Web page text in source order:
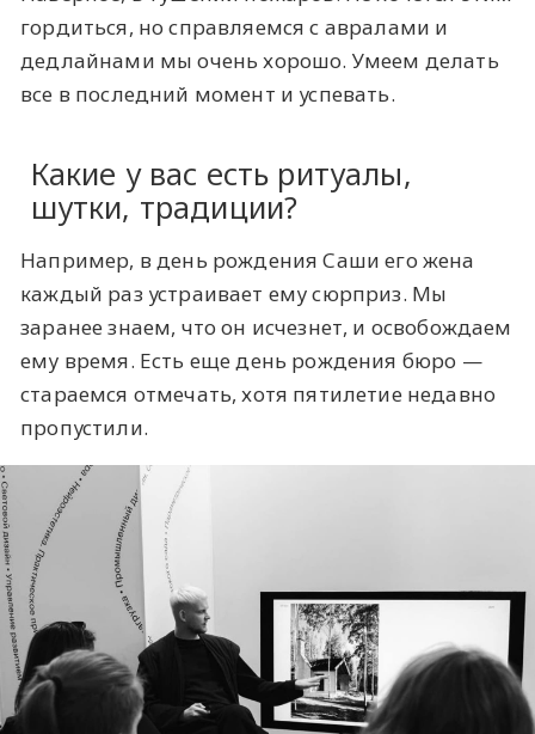
гордиться, но справляемся с авралами и
дедлайнами мы очень хорошо. Умеем делать
все в последний момент и успевать.
Какие у вас есть ритуалы,
шутки, традиции?
Например, в день рождения Саши его жена
каждый раз устраивает ему сюрприз. Мы
заранее знаем, что он исчезнет, и освобождаем
ему время. Есть еще день рождения бюро —
стараемся отмечать, хотя пятилетие недавно
пропустили.